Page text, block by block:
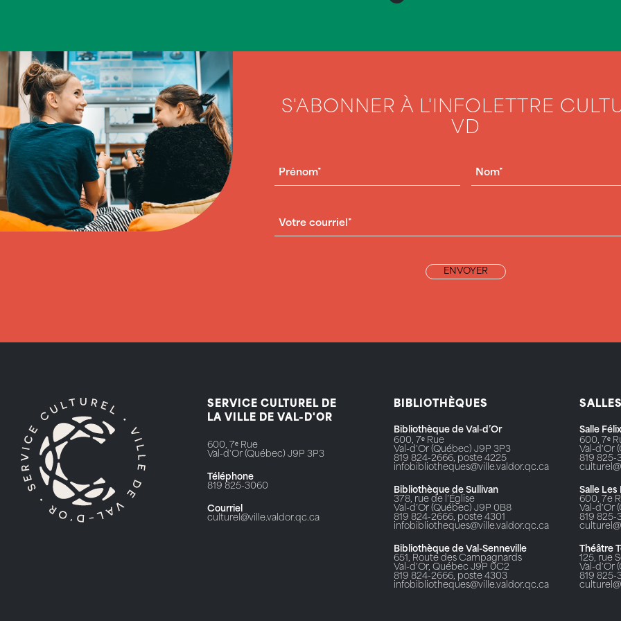
S'ABONNER À L'INFOLETTRE
VD
PRÉNOM NOM(NÉCESSAIRE)
COURRIEL (NÉCESSAIRE)
SERVICE CULTUREL DE
LA VILLE DE VAL-D'OR
600, 7ᵉ Rue
Val-d'Or (Québec) J9P 3P3
Téléphone
819 825-3060
Courriel
culturel@ville.valdor.qc.ca
BIBLIOTHÈQUES
Bibliothèque de Val-d’Or
600, 7ᵉ Rue
Val-d'Or (Québec) J9P 3P3
819 824-2666, poste 4225
infobibliotheques@ville.valdor.qc.ca
Bibliothèque de Sullivan
378, rue de l’Église
Val-d’Or (Québec) J9P 0B8
819 824-2666, poste 4301
infobibliotheques@ville.valdor.qc.ca
Bibliothèque de Val-Senneville
651, Route des Campagnards
Val-d'Or, Québec J9P 0C2
819 824-2666, poste 4303
infobibliotheques@ville.valdor.qc.ca
Salle
600, 7ᵉ
Val-d'Or
819 825-
Salle
600, 7e
Val-d'Or
819 825-
Théâtre
125, rue
Val-d'Or
819 825-